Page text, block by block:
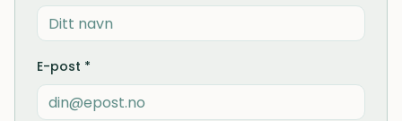
E-post *